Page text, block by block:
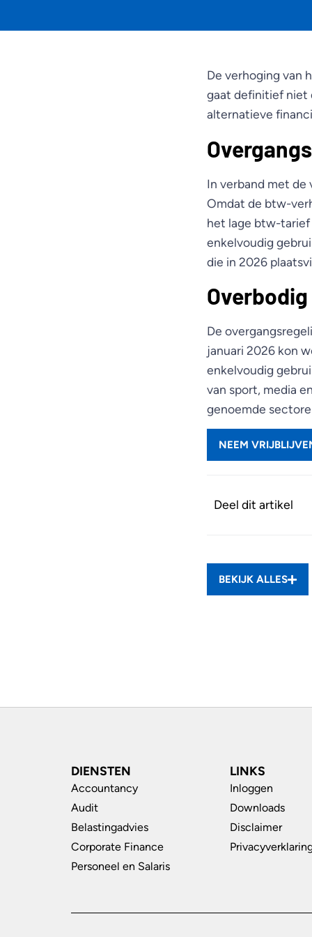
De verhoging van
gaat definitief niet
alternatieve
In verband met
Omdat de btw-
het lage btw-tarief
enkelvoudig
die in 2026
Overbodig
De
januari 2026 kon
enkelvoudig
van sport, media
genoemde
NEEM
Deel dit artikel
BEKIJK ALLES
DIENSTEN
Accountancy
Audit
Belastingadvies
Corporate Finance
Personeel en Salaris
LINKS
Inloggen
Downloads
Disclaimer